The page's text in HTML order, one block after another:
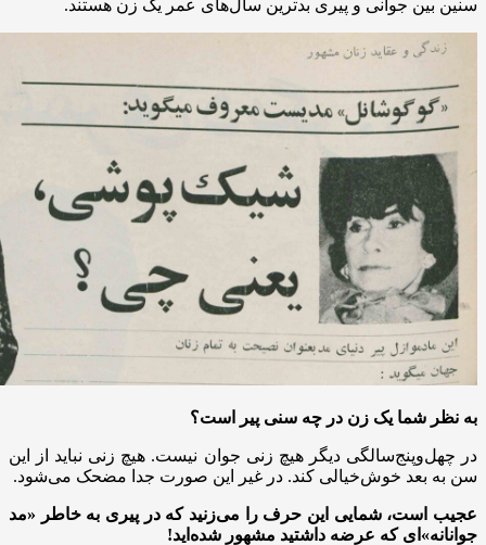
سنین بین جوانی و پیری بدترین سال‌های عمر یک زن هستند.
به نظر شما یک زن در چه سنی پیر است؟
در چهل‌وپنج‌سالگی دیگر هیچ زنی جوان نیست. هیچ زنی نباید از این
سن به بعد خوش‌خیالی کند. در غیر این صورت جدا مضحک می‌شود.
عجیب است، شمایی این حرف را می‌زنید که در پیری به خاطر «مد
جوانانه»ای که عرضه داشتید مشهور شده‌اید!